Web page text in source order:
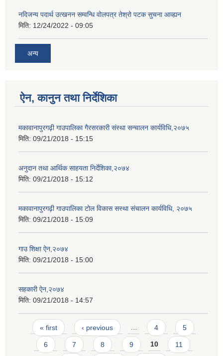
नदिजन्य पदार्थ उत्खनन सम्वन्धि वोलपत्र तेश्रो पटक सुचना आव्ह्यन
मिति: 12/24/2022 - 09:05
अन्य
ऐन, कानुन तथा निर्देशिका
मकावानापुरगढ़ी गाउपालिका गैरसरकारी संस्था सन्चालन कार्यविधि,२०७५
मिति: 09/21/2018 - 15:15
अनुदान तथा आर्थिक साहयता निर्देशिका,२०७४
मिति: 09/21/2018 - 15:12
मकावानापुरगढ़ी गाउपालिका टोल विकास सस्था संचालन कार्यविधि, २०७५
मिति: 09/21/2018 - 15:09
गाउ शिक्षा ऐन,२०७४
मिति: 09/21/2018 - 15:00
सहकारी ऐन,२०७४
मिति: 09/21/2018 - 14:57
Pages
« first ‹ previous … 4 5
6 7 8 9 10 11